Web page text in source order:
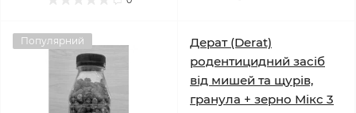
Популярний
Дерат (Derat)
родентицидний засіб
від мишей та щурів,
гранула + зерно Мікс 3